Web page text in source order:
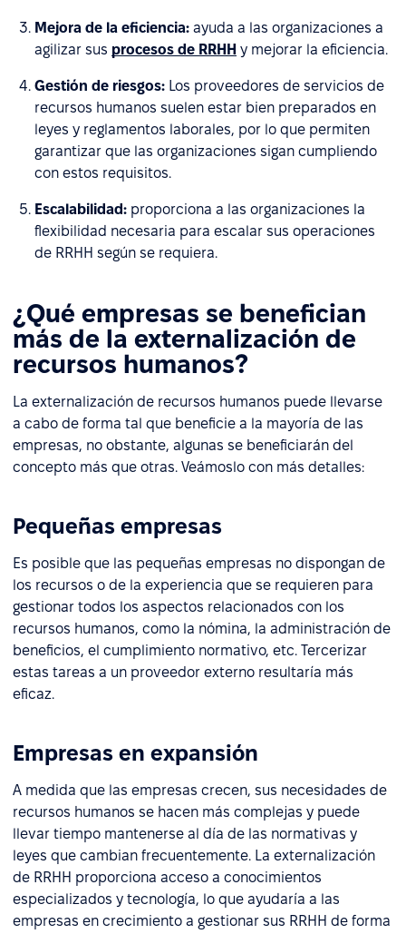
Mejora de la eficiencia: ayuda a las organizaciones a
agilizar sus procesos de RRHH y mejorar la eficiencia.
Gestión de riesgos: Los proveedores de servicios de
recursos humanos suelen estar bien preparados en
leyes y reglamentos laborales, por lo que permiten
garantizar que las organizaciones sigan cumpliendo
con estos requisitos.
Escalabilidad: proporciona a las organizaciones la
flexibilidad necesaria para escalar sus operaciones
de RRHH según se requiera.
¿Qué empresas se benefician
más de la externalización de
recursos humanos?
La externalización de recursos humanos puede llevarse
a cabo de forma tal que beneficie a la mayoría de las
empresas, no obstante, algunas se beneficiarán del
concepto más que otras. Veámoslo con más detalles:
Pequeñas empresas
Es posible que las pequeñas empresas no dispongan de
los recursos o de la experiencia que se requieren para
gestionar todos los aspectos relacionados con los
recursos humanos, como la nómina, la administración de
beneficios, el cumplimiento normativo, etc. Tercerizar
estas tareas a un proveedor externo resultaría más
eficaz.
Empresas en expansión
A medida que las empresas crecen, sus necesidades de
recursos humanos se hacen más complejas y puede
llevar tiempo mantenerse al día de las normativas y
leyes que cambian frecuentemente. La externalización
de RRHH proporciona acceso a conocimientos
especializados y tecnología, lo que ayudaría a las
empresas en crecimiento a gestionar sus RRHH de forma